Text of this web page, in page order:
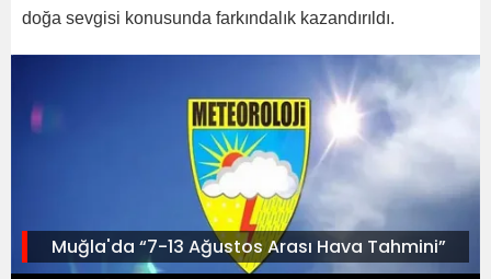
doğa sevgisi konusunda farkındalık kazandırıldı.
Muğla'da “7-13 Ağustos Arası Hava Tahmini”